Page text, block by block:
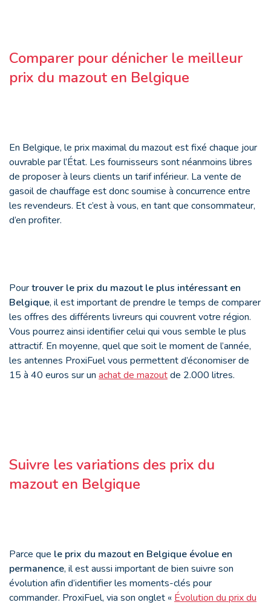
Comparer pour dénicher le meilleur
prix du mazout en Belgique
En Belgique, le prix maximal du mazout est fixé chaque jour
ouvrable par l’État. Les fournisseurs sont néanmoins libres
de proposer à leurs clients un tarif inférieur. La vente de
gasoil de chauffage est donc soumise à concurrence entre
les revendeurs. Et c’est à vous, en tant que consommateur,
d’en profiter.
Pourtrouver le prix du mazout le plus intéressant en
Belgique, il est important de prendre le temps de comparer
les offres des différents livreurs qui couvrent votre région.
Vous pourrez ainsi identifier celui qui vous semble le plus
attractif. En moyenne, quel que soit le moment de l’année,
les antennes ProxiFuel vous permettent d’économiser de
15 à 40 euros sur un achat de mazoutde 2.000 litres.
Suivre les variations des prix du
mazout en Belgique
Parce que le prix du mazout en Belgique évolue en
permanence, il est aussi important de bien suivre son
évolution afin d’identifier les moments-clés pour
commander. ProxiFuel, via son onglet « Évolution du prix du